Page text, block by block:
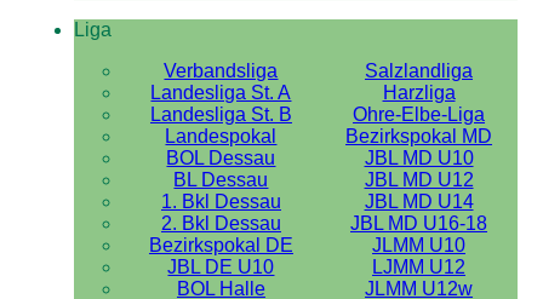
Liga
Verbandsliga
Salzlandliga
Landesliga St. A
Harzliga
Landesliga St. B
Ohre-Elbe-Liga
Landespokal
Bezirkspokal MD
BOL Dessau
JBL MD U10
BL Dessau
JBL MD U12
1. Bkl Dessau
JBL MD U14
2. Bkl Dessau
JBL MD U16-18
Bezirkspokal DE
JLMM U10
JBL DE U10
LJMM U12
BOL Halle
JLMM U12w